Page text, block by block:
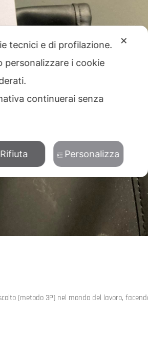
(metodo 3P) nel mondo del lavoro,
✕
tecnici e di profilazione.
personalizzare i cookie
continuerai senza
Rifiuta Personalizza